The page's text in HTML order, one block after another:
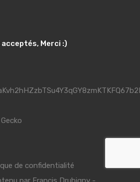
acceptés, Merci :)
de confidentialité